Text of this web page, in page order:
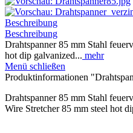
Beschreibung
Beschreibung
Drahtspanner 85 mm Stahl
hot dip galvanized... mehr
Menü schließen
Produktinformationen
Drahtspanner 85 mm Stahl
Wire Stretcher 85 mm steel hot